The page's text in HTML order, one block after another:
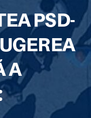
PSD-
A